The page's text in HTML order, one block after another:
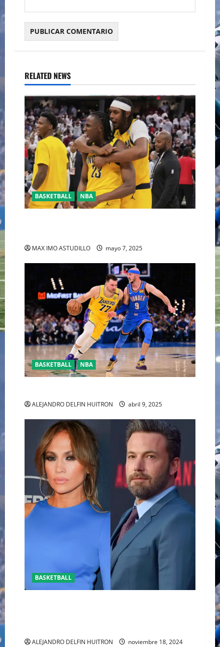
RELATED NEWS
BASKETBALL NBA
MAX IMO ASTUDILLO mayo 7, 2025
BASKETBALL NBA
ALEJANDRO DELFIN HUITRON abril 9, 2025
BASKETBALL
ALEJANDRO DELFIN HUITRON
noviembre 18, 2024